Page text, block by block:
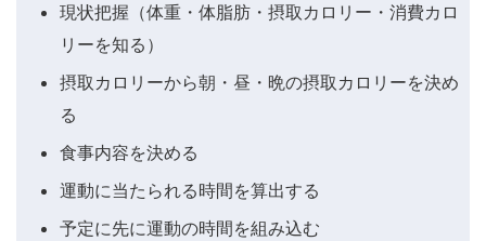
現状把握（体重・体脂肪・摂取カロリー・消費カロ
リーを知る）
摂取カロリーから朝・昼・晩の摂取カロリーを決め
る
食事内容を決める
運動に当たられる時間を算出する
予定に先に運動の時間を組み込む